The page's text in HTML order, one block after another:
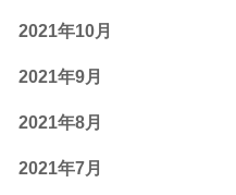
2021年10月
2021年9月
2021年8月
2021年7月